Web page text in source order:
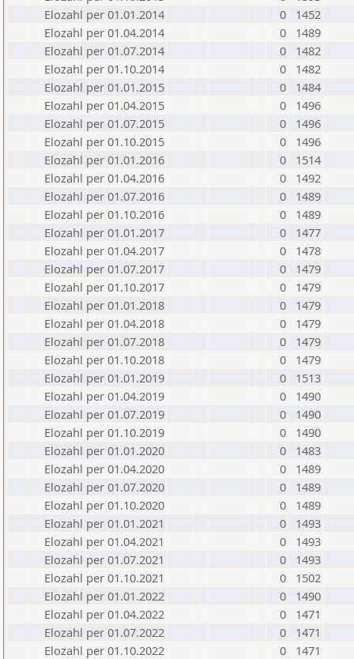
Elozahl per 01.01.2014
0
1452
Elozahl per 01.04.2014
0
1489
Elozahl per 01.07.2014
0
1482
Elozahl per 01.10.2014
0
1482
Elozahl per 01.01.2015
0
1484
Elozahl per 01.04.2015
0
1496
Elozahl per 01.07.2015
0
1496
Elozahl per 01.10.2015
0
1496
Elozahl per 01.01.2016
0
1514
Elozahl per 01.04.2016
0
1492
Elozahl per 01.07.2016
0
1489
Elozahl per 01.10.2016
0
1489
Elozahl per 01.01.2017
0
1477
Elozahl per 01.04.2017
0
1478
Elozahl per 01.07.2017
0
1479
Elozahl per 01.10.2017
0
1479
Elozahl per 01.01.2018
0
1479
Elozahl per 01.04.2018
0
1479
Elozahl per 01.07.2018
0
1479
Elozahl per 01.10.2018
0
1479
Elozahl per 01.01.2019
0
1513
Elozahl per 01.04.2019
0
1490
Elozahl per 01.07.2019
0
1490
Elozahl per 01.10.2019
0
1490
Elozahl per 01.01.2020
0
1483
Elozahl per 01.04.2020
0
1489
Elozahl per 01.07.2020
0
1489
Elozahl per 01.10.2020
0
1489
Elozahl per 01.01.2021
0
1493
Elozahl per 01.04.2021
0
1493
Elozahl per 01.07.2021
0
1493
Elozahl per 01.10.2021
0
1502
Elozahl per 01.01.2022
0
1490
Elozahl per 01.04.2022
0
1471
Elozahl per 01.07.2022
0
1471
Elozahl per 01.10.2022
0
1471